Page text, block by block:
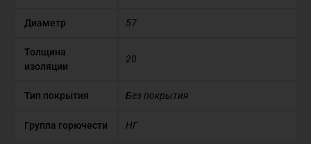
Диаметр 57
Толщина
изоляции
20
Тип покрытия Без покрытия
Группа горючести НГ